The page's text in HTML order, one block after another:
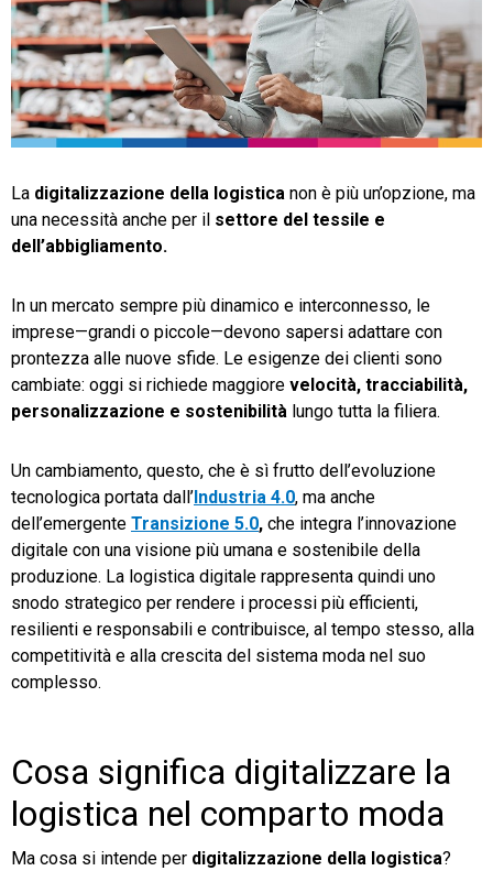
Financial Solutions
HR
Trust Services
TeamSystem Corporate
TeamSystem Store
La digitalizzazione della logistica non è più un’opzione, ma
una necessità anche per il settore del tessile e
dell’abbigliamento.
In un mercato sempre più dinamico e interconnesso, le
imprese—grandi o piccole—devono sapersi adattare con
prontezza alle nuove sfide. Le esigenze dei clienti sono
cambiate: oggi si richiede maggiore velocità, tracciabilità,
personalizzazione e sostenibilità lungo tutta la filiera.
Un cambiamento, questo, che è sì frutto dell’evoluzione
tecnologica portata dall’ Industria 4.0, ma anche
dell’emergente Transizione 5.0, che integra l’innovazione
digitale con una visione più umana e sostenibile della
produzione. La logistica digitale rappresenta quindi uno
snodo strategico per rendere i processi più efficienti,
resilienti e responsabili e contribuisce, al tempo stesso, alla
competitività e alla crescita del sistema moda nel suo
complesso.
Cosa significa digitalizzare la
logistica nel comparto moda
Ma cosa si intende per digitalizzazione della logistica?